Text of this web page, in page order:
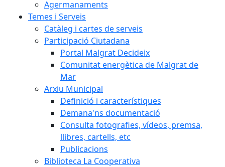
Agermanaments
Temes i Serveis
Catàleg i cartes de serveis
Participació Ciutadana
Portal Malgrat Decideix
Comunitat energètica de Malgrat de
Mar
Arxiu Municipal
Definició i característiques
Demana'ns documentació
Consulta fotografies, vídeos, premsa,
llibres, cartells, etc
Publicacions
Biblioteca La Cooperativa